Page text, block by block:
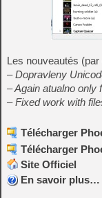
Les nouveautés (par
– Dopravleny
– Again atualno only
– Fixed work with
Télécharger
Télécharger
Site Officiel
En savoir plus…